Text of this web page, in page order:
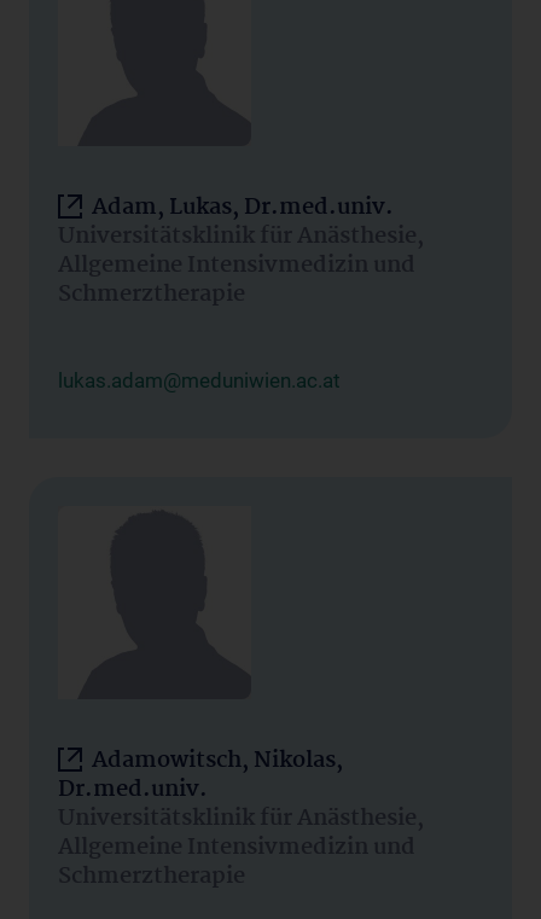
Adam, Lukas, Dr.med.univ.
Universitätsklinik für Anästhesie,
Allgemeine Intensivmedizin und
Schmerztherapie
lukas.adam@meduniwien.ac.at
Adamowitsch, Nikolas,
Dr.med.univ.
Universitätsklinik für Anästhesie,
Allgemeine Intensivmedizin und
Schmerztherapie